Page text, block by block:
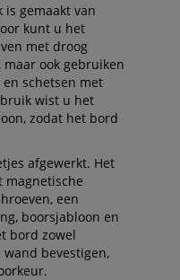
gemaakt van
kunt u het
met droog
ook gebruiken
en schetsen met
wist u het
zodat het bord
afgewerkt. Het
magnetische
een
boorsjabloon en
bord zowel
bevestigen,